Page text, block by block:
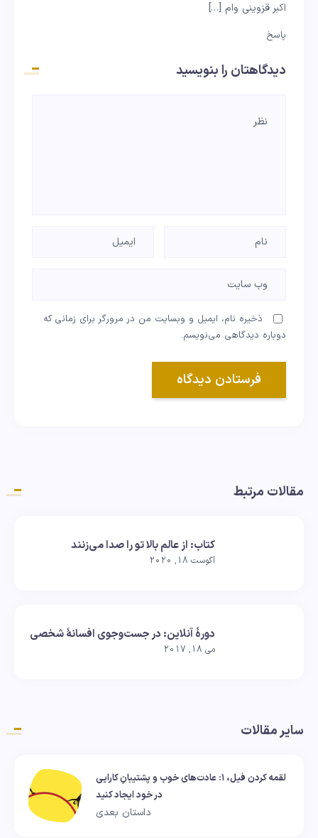
اکبر قزوینی وام […]
پاسخ
دیدگاهتان را بنویسید
ذخیره نام، ایمیل و وبسایت من در مرورگر برای زمانی که
دوباره دیدگاهی می‌نویسم.
مقالات مرتبط
کتاب: از عالم بالا تو را صدا می‌زنند
آگوست 18, 2020
دورهٔ آنلاین: در جست‌وجوی افسانهٔ شخصی
می 18, 2017
سایر مقالات
لقمه کردن فیل، ۱: عادت‌های خوب و پشتیبانِ کارایی
در خود ایجاد کنید
داستان بعدی